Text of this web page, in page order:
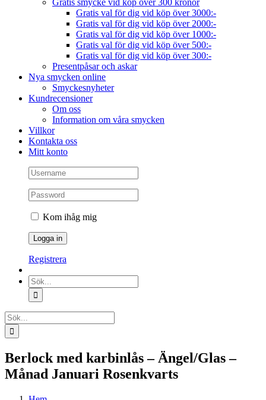
Gratis smycke vid köp över 300 kronor
Gratis val för dig vid köp över 3000:-
Gratis val för dig vid köp över 2000:-
Gratis val för dig vid köp över 1000:-
Gratis val för dig vid köp över 500:-
Gratis val för dig vid köp över 300:-
Presentpåsar och askar
Nya smycken online
Smyckesnyheter
Kundrecensioner
Om oss
Information om våra smycken
Villkor
Kontakta oss
Mitt konto
Kom ihåg mig
Registrera
Sök
efter:
Sök
efter:
Berlock med karbinlås – Ängel/Glas –
Månad Januari Rosenkvarts